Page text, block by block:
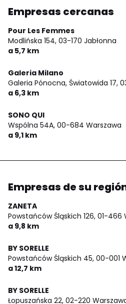
Empresas cercanas
Pour Les Femmes
Modlińska 154, 03-170 Jabłonna
a 5,7 km
Galeria Milano
Galeria Pónocna, Światowida 17,
a 6,3 km
SONO QUI
Wspólna 54A, 00-684 Warszawa
a 9,1 km
Empresas de su
ZANETA
Powstańców Śląskich 126, 01-466
a 9,8 km
BY SORELLE
Powstańców Śląskich 45, 00-001
a 12,7 km
BY SORELLE
Łopuszańska 22, 02-220